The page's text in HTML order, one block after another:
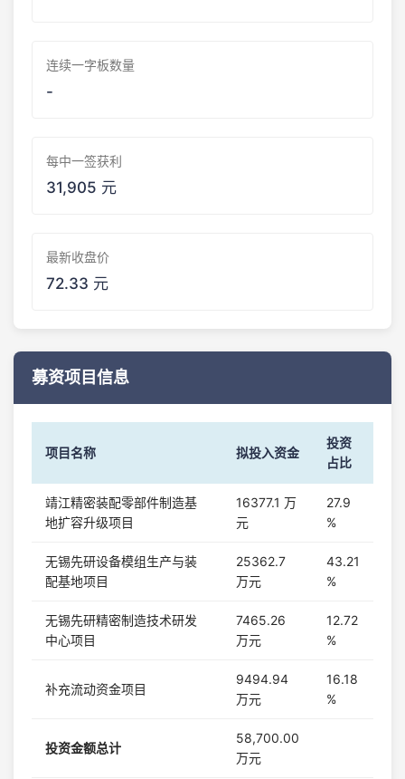
连续一字板数量
-
每中一签获利
31,905 元
最新收盘价
72.33 元
募资项目信息
项目名称 拟投入资金
投资
占比
靖江精密装配零部件制造基
地扩容升级项目
16377.1 万
元
27.9
%
无锡先研设备模组生产与装
配基地项目
25362.7
万元
43.21
%
无锡先研精密制造技术研发
中心项目
7465.26
万元
12.72
%
补充流动资金项目
9494.94
万元
16.18
%
投资金额总计
58,700.00
万元